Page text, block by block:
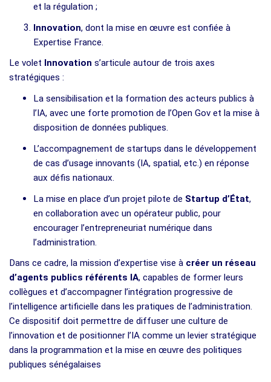
et la régulation ;
Innovation, dont la mise en œuvre est confiée à
Expertise France.
Le volet Innovation s’articule autour de trois axes
stratégiques :
La sensibilisation et la formation des acteurs publics à
l’IA, avec une forte promotion de l’Open Gov et la mise à
disposition de données publiques.
L’accompagnement de startups dans le développement
de cas d’usage innovants (IA, spatial, etc.) en réponse
aux défis nationaux.
La mise en place d’un projet pilote de Startup d’État,
en collaboration avec un opérateur public, pour
encourager l’entrepreneuriat numérique dans
l’administration.
Dans ce cadre, la mission d’expertise vise à créer un réseau
d’agents publics référents IA, capables de former leurs
collègues et d’accompagner l’intégration progressive de
l’intelligence artificielle dans les pratiques de l’administration.
Ce dispositif doit permettre de diffuser une culture de
l’innovation et de positionner l’IA comme un levier stratégique
dans la programmation et la mise en œuvre des politiques
publiques sénégalaises